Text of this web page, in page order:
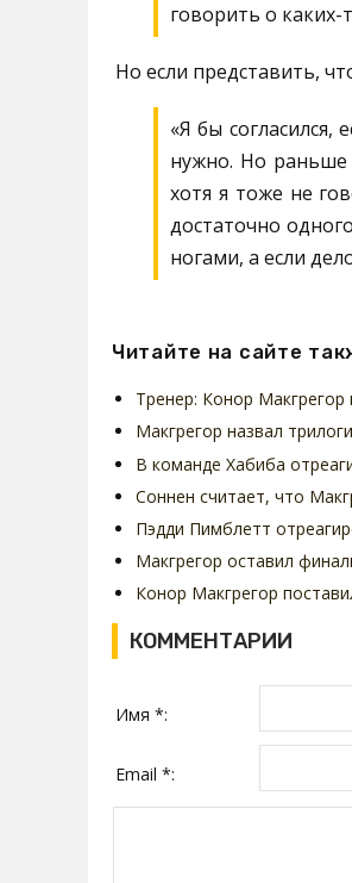
говорить о каких-
Но если представить,
«Я бы
нужно. Но раньше
хотя я тоже не
достаточно
ногами, а если
Читайте на сайте
Тренер: Конор Макгрегор
Макгрегор назвал
В команде Хабиба
Соннен считает, что
Пэдди Пимблетт
Макгрегор оставил
Конор Макгрегор
КОММЕНТАРИИ
Имя *:
Email *: